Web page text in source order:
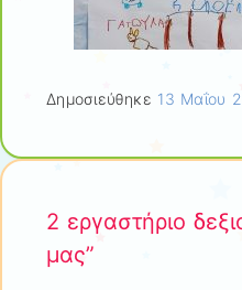
Δημοσιεύθηκε 13 Μαΐου
2 εργαστήριο
μας”